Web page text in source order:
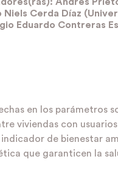
Niels Cerda Díaz
Eduardo Contreras
en los parámetros
viviendas con
de bienestar
que garanticen la